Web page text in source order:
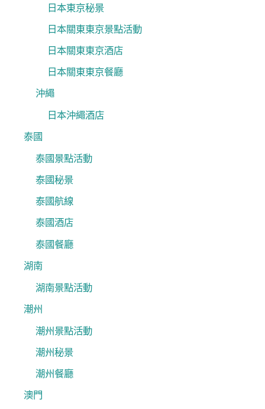
日本東京秘景
日本關東東京景點活動
日本關東東京酒店
日本關東東京餐廳
沖繩
日本沖繩酒店
泰國
泰國景點活動
泰國秘景
泰國航線
泰國酒店
泰國餐廳
湖南
湖南景點活動
潮州
潮州景點活動
潮州秘景
潮州餐廳
澳門